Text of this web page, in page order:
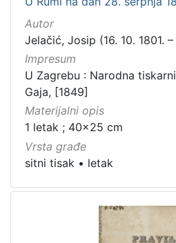
Autor
Jelačić, Josip (16. 10. 1801.
Impresum
U Zagrebu : Narodna
Gaja, [1849]
Materijalni opis
1 letak ; 40x25 cm
Vrsta građe
sitni tisak • letak